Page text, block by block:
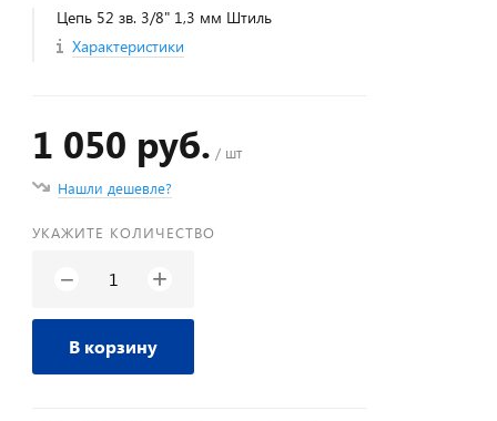
Цепь 52 зв. 3/8" 1,3 мм Штиль
Характеристики
1 050 руб. / шт
Нашли дешевле?
УКАЖИТЕ КОЛИЧЕСТВО
− +
В корзину